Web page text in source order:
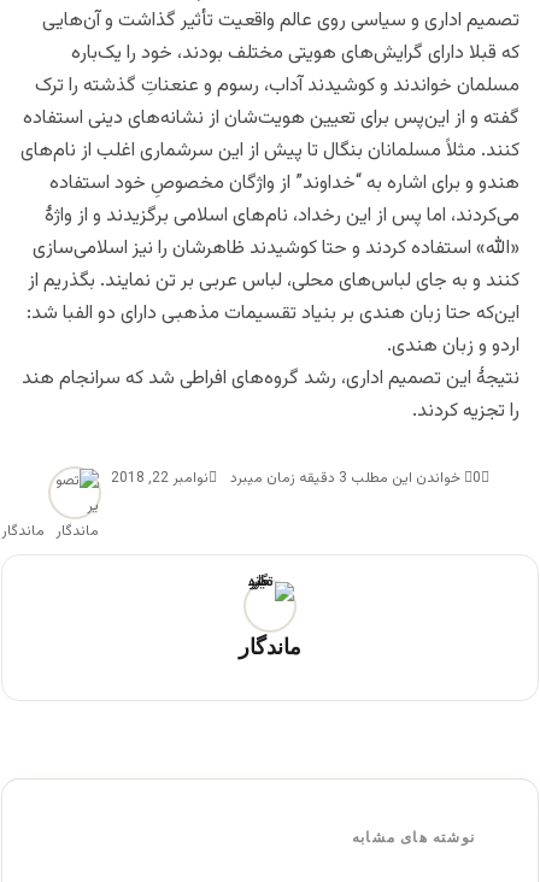
تصمیم اداری و سیاسی روی عالم واقعیت تأثیر گذاشت و آن‌هایی
که قبلا دارای گرایش‌های هویتی مختلف بودند، خود را یک‌باره
مسلمان خواندند و کوشیدند آداب، رسوم و عنعناتِ گذشته را ترک
گفته و از این‌پس برای تعیین هویت‌شان از نشانه‌های دینی استفاده
کنند. مثلاً مسلمانان بنگال تا پیش از این سرشماری اغلب از نام‌های
هندو و برای اشاره به “خداوند” از واژگان مخصوصِ خود استفاده
می‌کردند، اما پس از این رخداد، نام‌های اسلامی برگزیدند و از واژۀ
«الله» استفاده کردند و حتا کوشیدند ظاهرشان را نیز اسلامی‌سازی
کنند و به جای لباس‌های محلی، لباس عربی بر تن نمایند. بگذریم از
این‌که حتا زبان هندی بر بنیاد تقسیمات مذهبی دارای دو الفبا شد:
اردو و زبان هندی.
نتیجۀ این تصمیم اداری، رشد گروه‌های افراطی شد که سرانجام هند
را تجزیه کردند.
ماندگار
نوامبر 22, 2018 0 خواندن این مطلب 3 دقیقه زمان میبرد
ماندگار
نوشته های مشابه